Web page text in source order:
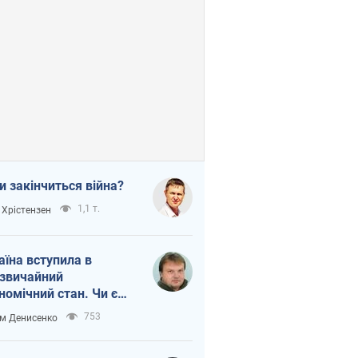
закінчиться війна?
1,1 т.
вступила в
стан. Чи є
вкінці тунелю?
Денисенко 753